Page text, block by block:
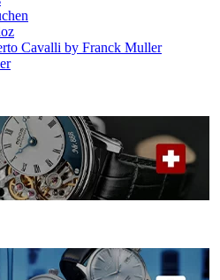
Cavalli by Franck Muller